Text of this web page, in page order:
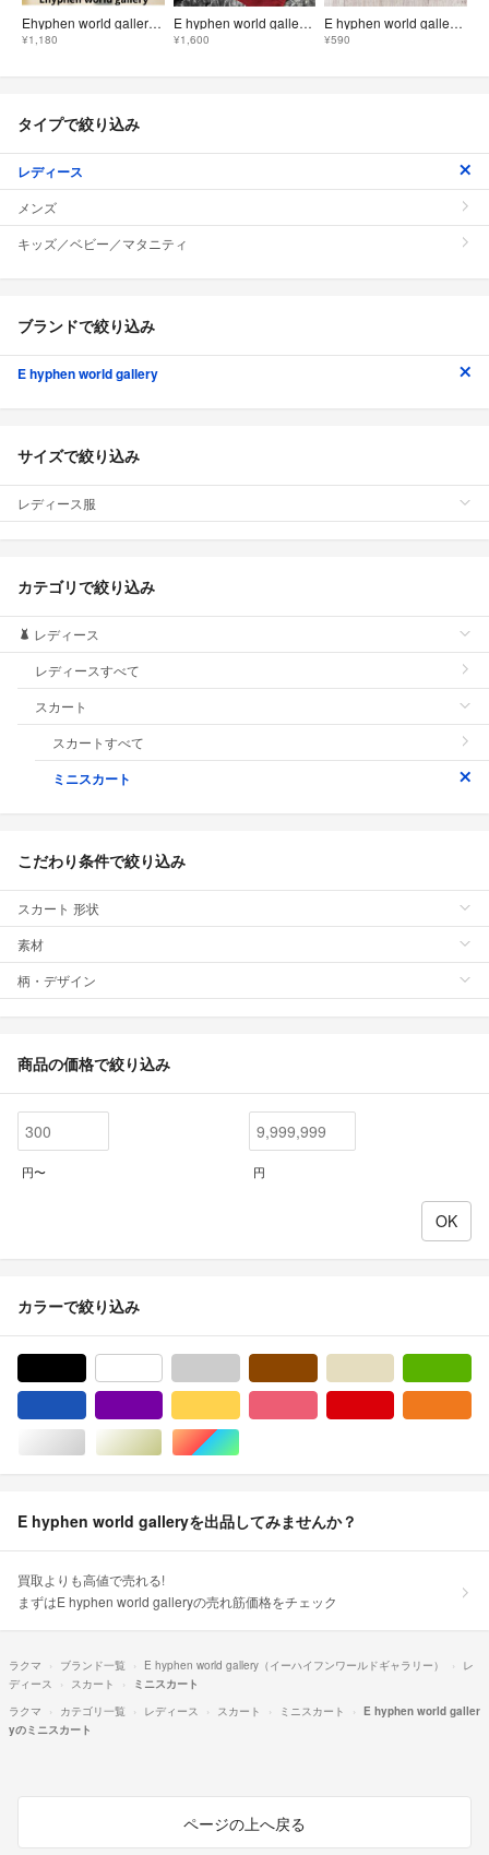
Ehyphen world gallery スカート ブルー系 総柄 ひざ丈
¥1,180
E hyphen world gallery ミニスカート ボルドー F 美品
¥1,600
E hyphen world gallery リボン付き ミニスカート ブラウン
¥590
タイプで絞り込み
レディース
メンズ
キッズ／ベビー／マタニティ
ブランドで絞り込み
E hyphen world gallery
サイズで絞り込み
レディース服
カテゴリで絞り込み
レディース
レディースすべて
スカート
スカートすべて
ミニスカート
こだわり条件で絞り込み
スカート 形状
素材
柄・デザイン
商品の価格で絞り込み
円〜 円
カラーで絞り込み
シルバー/銀色系ゴールド/金色系マルチカラー
E hyphen world galleryを出品してみませんか？
買取よりも高値で売れる!
まずはE hyphen world galleryの売れ筋価格をチェック
ラクマ ブランド一覧 E hyphen world gallery（イーハイフンワールドギャラリー）
レ
ディース
スカート
ミニスカート
ラクマ
カテゴリ一覧 レディース スカート ミニスカート
E hyphen world galler
yのミニスカート
ページの上へ戻る